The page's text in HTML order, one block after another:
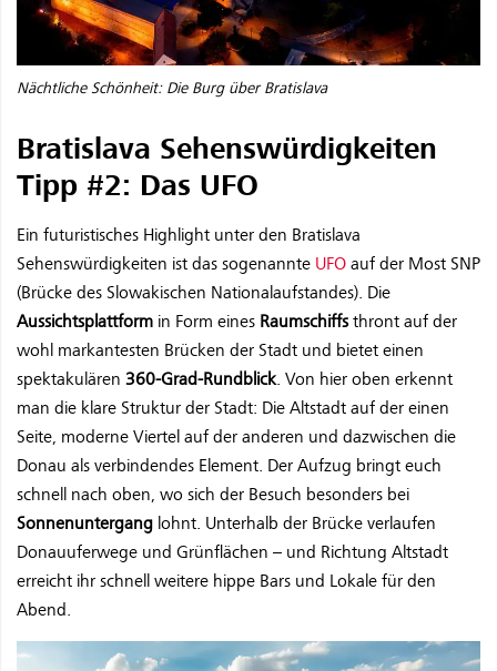
Nächtliche Schönheit: Die Burg über Bratislava
Bratislava Sehenswürdigkeiten
Tipp #2: Das UFO
Ein futuristisches Highlight unter den Bratislava
Sehenswürdigkeiten ist das sogenannte UFO auf der Most SNP
(Brücke des Slowakischen Nationalaufstandes). Die
Aussichtsplattform in Form eines Raumschiffsthront auf der
wohl markantesten Brücken der Stadt und bietet einen
spektakulären 360-Grad-Rundblick. Von hier oben erkennt
man die klare Struktur der Stadt: Die Altstadt auf der einen
Seite, moderne Viertel auf der anderen und dazwischen die
Donau als verbindendes Element. Der Aufzug bringt euch
schnell nach oben, wo sich der Besuch besonders bei
Sonnenuntergang lohnt. Unterhalb der Brücke verlaufen
Donauuferwege und Grünflächen – und Richtung Altstadt
erreicht ihr schnell weitere hippe Bars und Lokale für den
Abend.